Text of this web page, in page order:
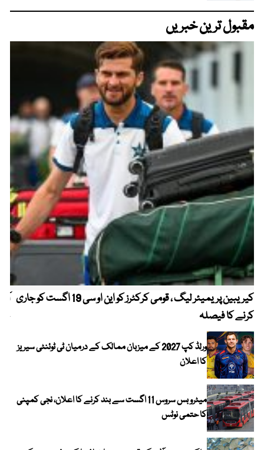
مقبول ترین خبریں
کیریبین پریمیئر لیگ ، قومی کرکٹرز کو این او سی 19 اگست کو جاری
کرنے کا فیصلہ
ورلڈ کپ 2027 کے میزبان ممالک کے درمیان ٹی ٹوئنٹی سیریز
کا اعلان
میٹرو بس سروس 11 اگست سے بند کرنے کا اعلان، نجی کمپنی
کا حتمی نوٹس